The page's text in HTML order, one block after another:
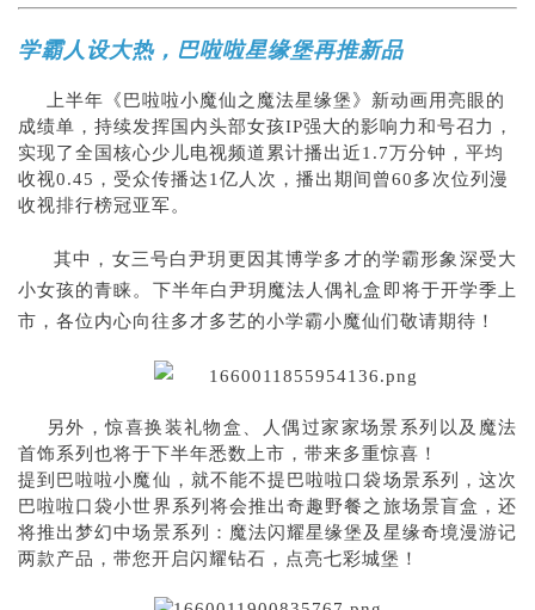
学霸人设大热，巴啦啦星缘堡再推新品
上半年《巴啦啦小魔仙之魔法星缘堡》新动画用亮眼的
成绩单，持续发挥国内头部女孩IP强大的影响力和号召力，
实现了全国核心少儿电视频道累计播出近1.7万分钟，平均
收视0.45，受众传播达1亿人次，播出期间曾60多次位列漫
收视排行榜冠亚军。
其中，女三号白尹玥更因其博学多才的学霸形象深受大
小女孩的青睐。下半年白尹玥魔法人偶礼盒即将于开学季上
市，各位内心向往多才多艺的小学霸小魔仙们敬请期待！
另外，惊喜换装礼物盒、人偶过家家场景系列以及魔法
首饰系列也将于下半年悉数上市，带来多重惊喜！
提到巴啦啦小魔仙，就不能不提巴啦啦口袋场景系列，这次
巴啦啦口袋小世界系列将会推出奇趣野餐之旅场景盲盒，还
将推出梦幻中场景系列：魔法闪耀星缘堡及星缘奇境漫游记
两款产品，带您开启闪耀钻石，点亮七彩城堡！